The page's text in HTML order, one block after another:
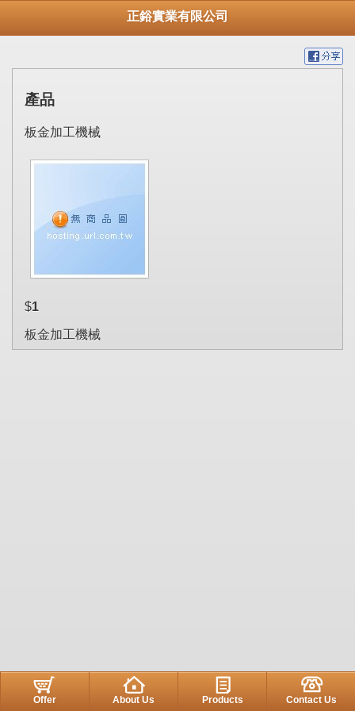
正鋊實業有限公司
產品
板金加工機械
$1
板金加工機械
Offer About Us Products Contact Us